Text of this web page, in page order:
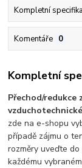
Kompletní
Komentáře 0
Kompletní
Přechod/redukce
zde na e-shopu
případě zájmu o
rozměry uveďte
každému